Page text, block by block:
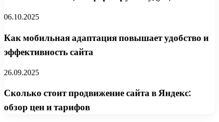
06.10.2025
Как мобильная адаптация повышает удобство и
эффективность сайта
26.09.2025
Сколько стоит продвижение сайта в Яндекс:
обзор цен и тарифов